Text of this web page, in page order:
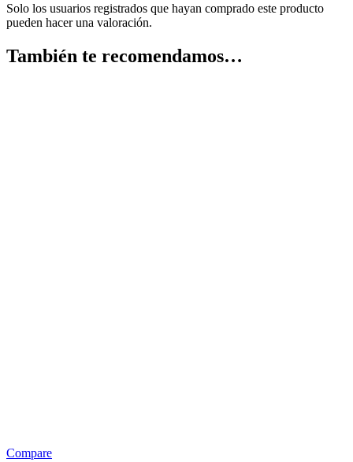
Solo los usuarios registrados que hayan comprado este producto
pueden hacer una valoración.
También te recomendamos…
Compare